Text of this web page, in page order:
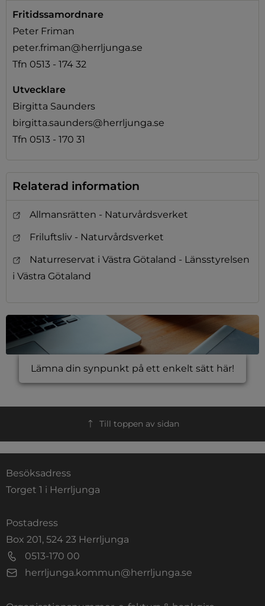
Fritidssamordnare
Peter Friman
peter.friman@herrljunga.se
Tfn 0513 - 174 32
Utvecklare
Birgitta Saunders
birgitta.saunders@herrljunga.se
Tfn 0513 - 170 31
Relaterad information
Allmansrätten - Naturvårdsverket
Friluftsliv - Naturvårdsverket
Naturreservat i Västra Götaland - Länsstyrelsen
i Västra Götaland
Lämna din synpunkt på ett enkelt sätt här!
Till toppen av sidan
Besöksadress
Torget 1 i Herrljunga
Postadress
Box 201, 524 23 Herrljunga
0513-170 00
herrljunga.kommun@herrljunga.se